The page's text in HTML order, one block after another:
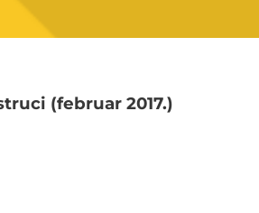
(februar 2017.)